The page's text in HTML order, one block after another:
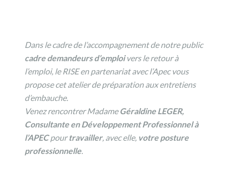
Dans le cadre de l’accompagnement de notre public
cadredemandeurs d’emploivers le retour à
l’emploi, le RISE en partenariat avec l’Apec vous
propose cet atelier de préparation aux entretiens
d’embauche.
Venez rencontrer MadameGéraldine LEGER,
Consultante en Développement Professionnel à
l’APECpourtravailler, avec elle, votre posture
professionnelle.